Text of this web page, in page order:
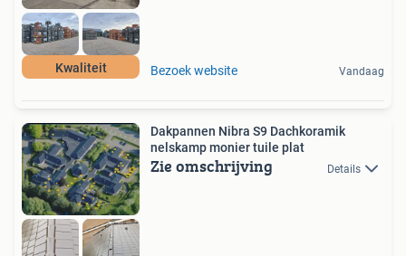
Kwaliteit Bezoek website Vandaag
Dakpannen Nibra S9 Dachkoramik
nelskamp monier tuile plat
Zie omschrijving Details